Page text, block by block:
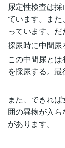
尿定性検査は
ています。ま
っています。だ
採尿時に中間尿
この中間尿と
を採尿する。最
また、できれ
囲の異物が入
があります。